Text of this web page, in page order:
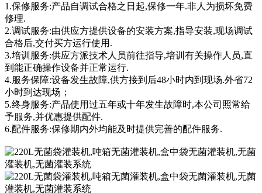
1.保修服务:产品自调试合格之日起,保修一年.非人为损坏免费
修理.
2.调试服务:由供应方提供设备的安装方案,指导安装,现场调试
合格后,交付买方运行使用.
3.培训服务:供应方派技术人员前往指导,培训有关操作人员,直
到能正确操作设备并正常运行.
4.服务保障:设备发生故障,供方接到后48小时内到现场.外省72
小时到达现场；
5.终身服务:产品使用过五年或十年发生故障时,本公司照常给
予服务,并优惠提供配件.
6.配件服务:保修期内外均能及时提供完善的配件服务.